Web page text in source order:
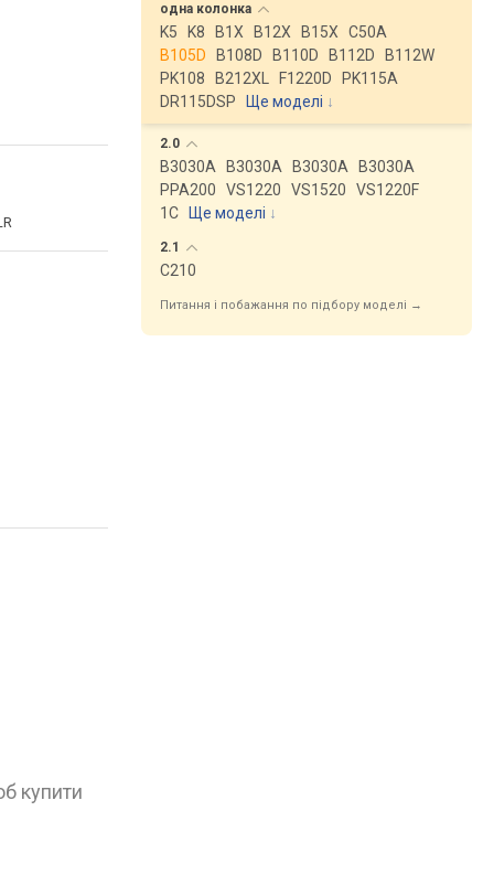
купити
одна колонка
K5 K8 B1X B12X B15X
C50A
B105D
B108D B110D B112D
B112W
PK108
B212XL F1220D
PK115A
DR115DSP
Ще моделі ↓
2.0
B3030A B3030A B3030A
B3030A
PPA200
VS1220 VS1520
VS1220F
1C
Ще моделі ↓
2.1
C210
Питання і побажання по підбору моделі →